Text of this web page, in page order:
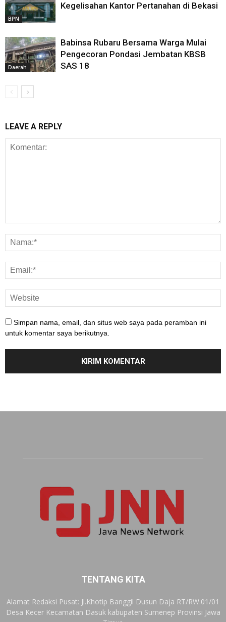
BPN
Kegelisahan Kantor Pertanahan di Bekasi
Daerah
Babinsa Rubaru Bersama Warga Mulai
Pengecoran Pondasi Jembatan KBSB
SAS 18
LEAVE A REPLY
Simpan nama, email, dan situs web saya pada peramban ini
untuk komentar saya berikutnya.
TENTANG KITA
Alamat Redaksi Pusat: Jl.Khotip Banggil Dusun Daja RT/RW.01/01
Desa Kecer Kecamatan Dasuk kabupaten Sumenep Provinsi Jawa